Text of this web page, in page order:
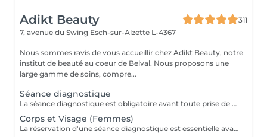
Adikt Beauty
311
7, avenue du Swing Esch-sur-Alzette L-4367
Nous sommes ravis de vous accueillir chez Adikt Beauty, notre
institut de beauté au coeur de Belval. Nous proposons une
large gamme de soins, compre...
Séance diagnostique
La séance diagnostique est obligatoire avant toute prise de rendez-vous concernant le laser. Elle définira si vous êtes éligible à réaliser des séances de laser.
Corps et Visage (Femmes)
La réservation d'une séance diagnostique est essentielle avant toute prise de rendez-vous pour le laser.